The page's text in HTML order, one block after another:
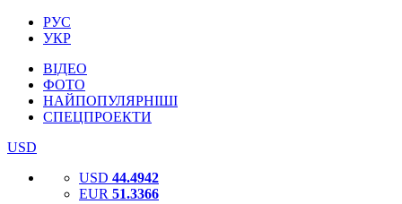
РУС
УКР
ВІДЕО
ФОТО
НАЙПОПУЛЯРНІШІ
СПЕЦПРОЕКТИ
USD
USD 44.4942
EUR 51.3366